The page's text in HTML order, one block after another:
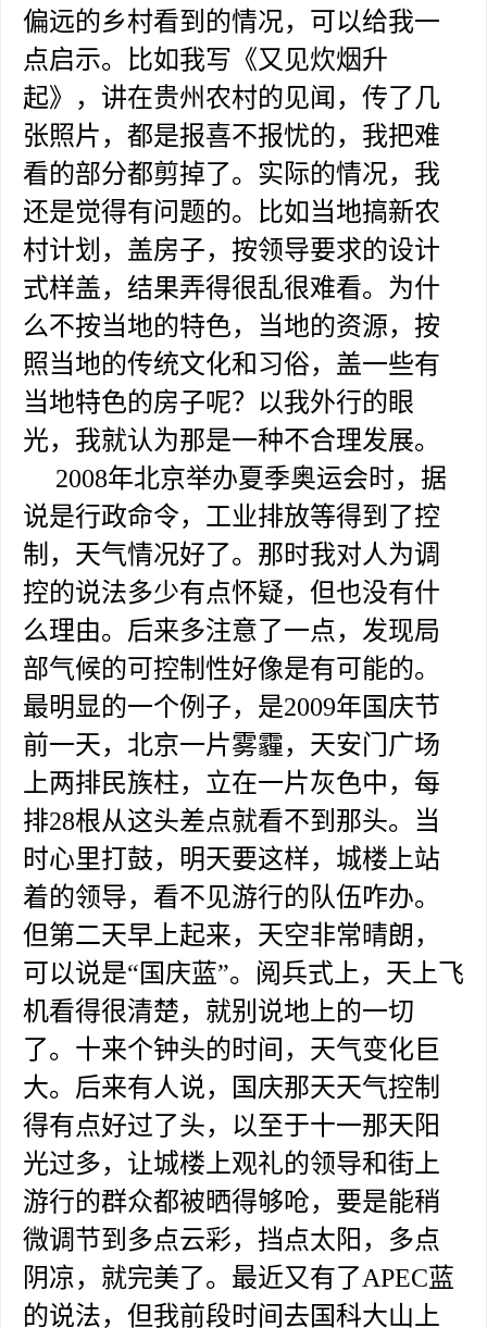
偏远的乡村看到的情况，可以给我一
点启示。比如我写《又见炊烟升
起》，讲在贵州农村的见闻，传了几
张照片，都是报喜不报忧的，我把难
看的部分都剪掉了。实际的情况，我
还是觉得有问题的。比如当地搞新农
村计划，盖房子，按领导要求的设计
式样盖，结果弄得很乱很难看。为什
么不按当地的特色，当地的资源，按
照当地的传统文化和习俗，盖一些有
当地特色的房子呢？以我外行的眼
光，我就认为那是一种不合理发展。
2008年北京举办夏季奥运会时，据
说是行政命令，工业排放等得到了控
制，天气情况好了。那时我对人为调
控的说法多少有点怀疑，但也没有什
么理由。后来多注意了一点，发现局
部气候的可控制性好像是有可能的。
最明显的一个例子，是2009年国庆节
前一天，北京一片雾霾，天安门广场
上两排民族柱，立在一片灰色中，每
排28根从这头差点就看不到那头。当
时心里打鼓，明天要这样，城楼上站
着的领导，看不见游行的队伍咋办。
但第二天早上起来，天空非常晴朗，
可以说是“国庆蓝”。阅兵式上，天上飞
机看得很清楚，就别说地上的一切
了。十来个钟头的时间，天气变化巨
大。后来有人说，国庆那天天气控制
得有点好过了头，以至于十一那天阳
光过多，让城楼上观礼的领导和街上
游行的群众都被晒得够呛，要是能稍
微调节到多点云彩，挡点太阳，多点
阴凉，就完美了。最近又有了APEC蓝
的说法，但我前段时间去国科大山上